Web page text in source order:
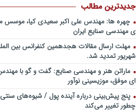
پادکست سخنرانی دکتر بهرخ خوشنویس در
فضا + ساخت کارخانه روی ماه و مریخ
پادکست/ سخنان دکتر سعید رمضانی در خصوص
فیزیکی
چطور در سازمان ها آینده پژوهی کنیم؟ از کجا
باشد؟! / دانلود فایل صوتی دکتر تقوی
فایل صوتی گفت و گوی رامبد جوان و دکتر
آینده پژوهی – برنامه خندوانه
سخنرانی دکتر دیواندری در خصوص آینده
جدیدترین مطالب
چهره ها: مهندس علی اکبر سعیدی کیا، موسس
ی مهندسی صنایع ایران
شهریور تمدید شد.
ماراتن هنر و مهندسی صنایع: گفت و گو با
ای موفق، موزیسینی نوآور
پنج پیش‌بینی درباره آینده پول / شیوه‌های سنتی
چطور تغییر می‌کند